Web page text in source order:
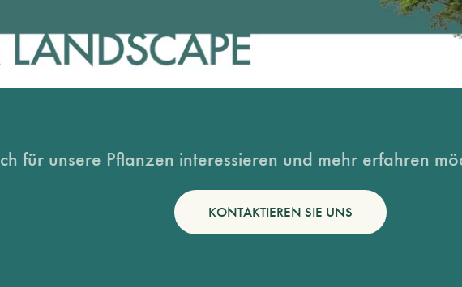
für unsere Pflanzen interessieren und mehr erfahren
KONTAKTIEREN SIE UNS